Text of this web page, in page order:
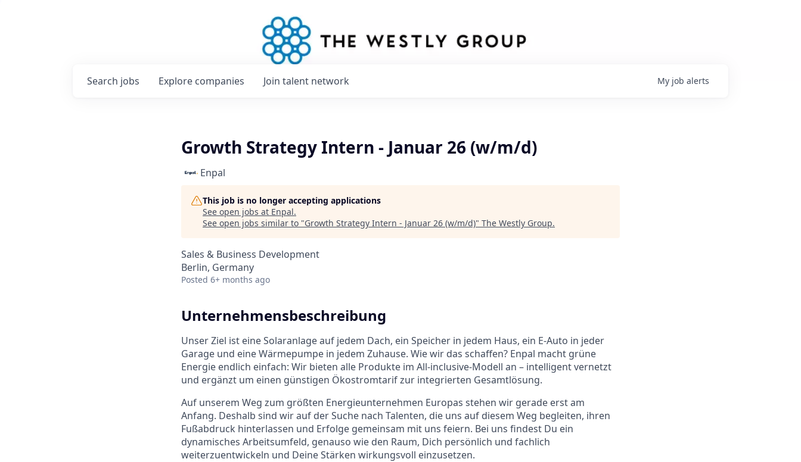
Search jobs Explore companies Join talent network My job alerts
Growth Strategy Intern - Januar 26 (w/m/d)
Enpal
This job is no longer accepting applications
See open jobs at Enpal.
See open jobs similar to "Growth Strategy Intern - Januar 26 (w/m/d)" The Westly Group.
Sales & Business Development
Berlin, Germany
Posted 6+ months ago
Unternehmensbeschreibung
Unser Ziel ist eine Solaranlage auf jedem Dach, ein Speicher in jedem Haus, ein E-Auto in jeder
Garage und eine Wärmepumpe in jedem Zuhause. Wie wir das schaffen? Enpal macht grüne
Energie endlich einfach: Wir bieten alle Produkte im All-inclusive-Modell an – intelligent vernetzt
und ergänzt um einen günstigen Ökostromtarif zur integrierten Gesamtlösung.
Auf unserem Weg zum größten Energieunternehmen Europas stehen wir gerade erst am
Anfang. Deshalb sind wir auf der Suche nach Talenten, die uns auf diesem Weg begleiten, ihren
Fußabdruck hinterlassen und Erfolge gemeinsam mit uns feiern. Bei uns findest Du ein
dynamisches Arbeitsumfeld, genauso wie den Raum, Dich persönlich und fachlich
weiterzuentwickeln und Deine Stärken wirkungsvoll einzusetzen.